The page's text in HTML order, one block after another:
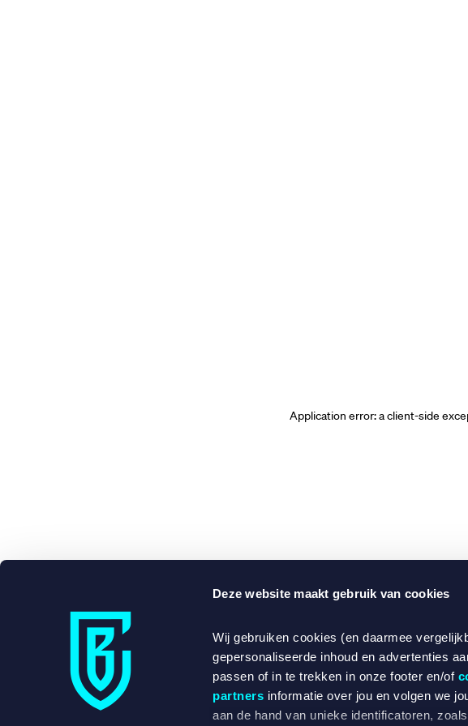
Deze website maakt gebruik van cookies
Wij gebruiken cookies (en daarmee
gepersonaliseerde inhoud en advertenties
passen of in te trekken in onze footer en/of
partners informatie over jou en volgen we
aan de hand van unieke identificatoren,
Application error: a client-side